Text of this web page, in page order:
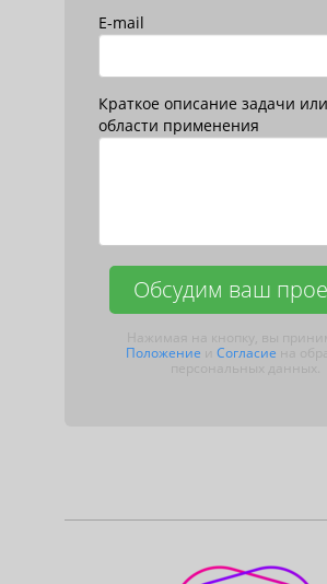
E-mail
Краткое описание задачи или
области применения
Обсудим ваш
Нажимая на кнопку, вы
Положение и Согласие на